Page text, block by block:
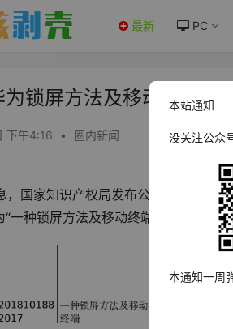
最新 PC
锁屏方法及移动终端专
下午4:16 • 圈内新闻
，国家知识产权局发布公告显示，小米
“一种锁屏方法及移动终端”，将于 7 月
本站通知
没关注公众
本通知一周